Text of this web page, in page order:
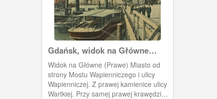
Gdańsk, widok na Główne
Miasto (Prawe Miasto)
Widok na Główne (Prawe) Miasto od
strony Mostu Wapienniczego i ulicy
Wapienniczej. Z prawej kamienice ulicy
Wartkiej. Przy samej prawej krawędzi